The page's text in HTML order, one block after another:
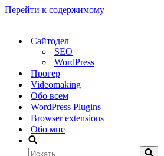
Перейти к содержимому
Сайтодел
SEO
WordPress
Прогер
Videomaking
Обо всем
WordPress Plugins
Browser extensions
Обо мне
Искать...